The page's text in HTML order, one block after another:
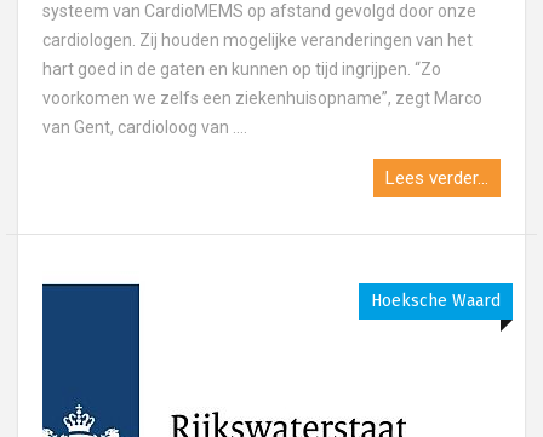
systeem van CardioMEMS op afstand gevolgd door onze
cardiologen. Zij houden mogelijke veranderingen van het
hart goed in de gaten en kunnen op tijd ingrijpen. “Zo
voorkomen we zelfs een ziekenhuisopname”, zegt Marco
van Gent, cardioloog van ....
Lees verder...
Hoeksche Waard